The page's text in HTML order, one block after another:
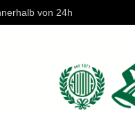
von 24h